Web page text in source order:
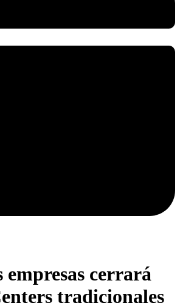
empresas cerrará
tradicionales